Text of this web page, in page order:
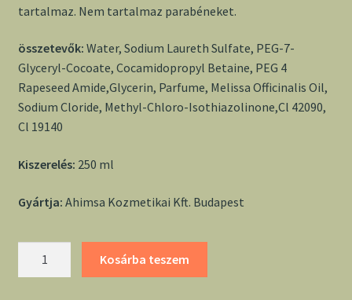
tartalmaz. Nem tartalmaz parabéneket.
összetevők: Water, Sodium Laureth Sulfate, PEG-7-
Glyceryl-Cocoate, Cocamidopropyl Betaine, PEG 4
Rapeseed Amide,Glycerin, Parfume, Melissa Officinalis Oil,
Sodium Cloride, Methyl-Chloro-Isothiazolinone,Cl 42090,
Cl 19140
Kiszerelés: 250 ml
Gyártja: Ahimsa Kozmetikai Kft. Budapest
Kosárba teszem